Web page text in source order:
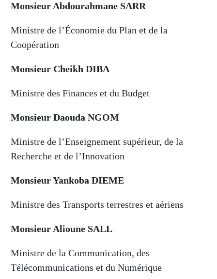
Monsieur Abdourahmane SARR
Ministre de l’Économie du Plan et de la
Coopération
Monsieur Cheikh DIBA
Ministre des Finances et du Budget
Monsieur Daouda NGOM
Ministre de l’Enseignement supérieur, de la
Recherche et de l’Innovation
Monsieur Yankoba DIEME
Ministre des Transports terrestres et aériens
Monsieur Alioune SALL
Ministre de la Communication, des
Télécommunications et du Numérique